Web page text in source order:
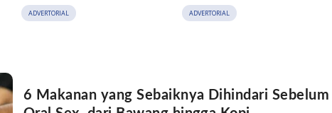
Muaro Jambi Naik Kelas
ADVERTORIAL
Program 3 Juta Rumah
ADVERTORIAL
6 Makanan yang Sebaiknya Dihindari Sebelum